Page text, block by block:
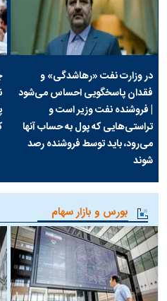
در وزارت نفت «رهاشدگی» و
فقدان پاسخگویی احساس می‌شود
| فروشنده نفت وزیر است و
تراستی‌هایی که پول به حساب آنها
می‌رود، باید توسط فروشنده رصد
شوند
بورس و بازار سهام